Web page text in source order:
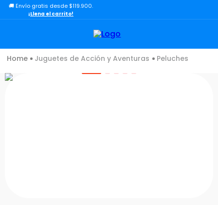
🚚 Envío gratis desde $119.900.
¡Llena el carrito!
Juguetes de Acción y Aventuras Peluches
TÉRMINOS MÁS BUSCADOS
3.
carro
4